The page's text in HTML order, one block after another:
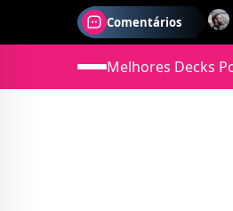
Comentários
Melhores Decks